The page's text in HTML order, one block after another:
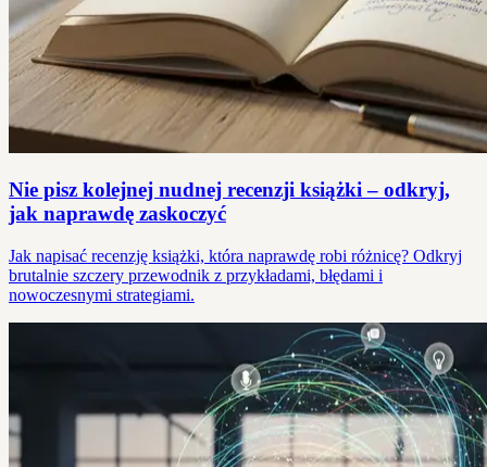
Nie pisz kolejnej nudnej recenzji książki – odkryj,
jak naprawdę zaskoczyć
Jak napisać recenzję książki, która naprawdę robi różnicę? Odkryj
brutalnie szczery przewodnik z przykładami, błędami i
nowoczesnymi strategiami.